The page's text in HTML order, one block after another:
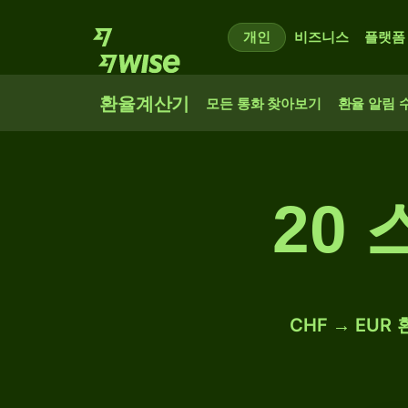
개인 비즈니스 플랫폼
환율계산기 모든 통화 찾아보기 환율 알림
20
CHF → EUR